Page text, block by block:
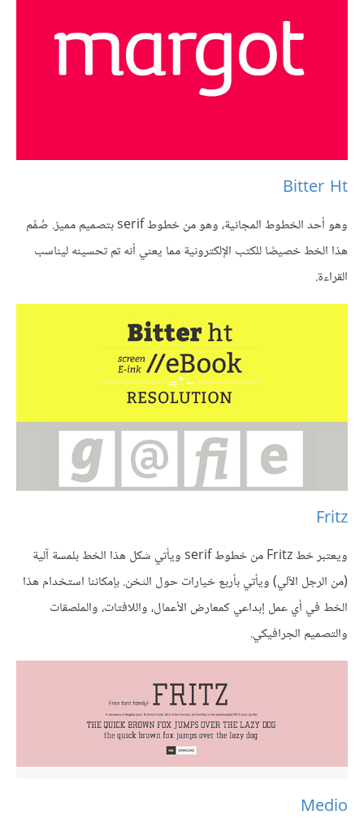
Bitter Ht
وهو أحد الخطوط المجانية، وهو من خطوط serif بتصميم مميز. صُمِّم
هذا الخط خصيصًا للكتب الإلكترونية مما يعني أنه تم تحسينه ليناسب
القراءة.
Fritz
ويعتبر خط Fritz من خطوط serif ويأتي شكل هذا الخط بلمسة آلية
(من الرجل الآلي) ويأتي بأربع خيارات حول الثخن. بإمكاننا استخدام هذا
الخط في أي عمل إبداعي كمعارض الأعمال، واللافتات، والملصقات
والتصميم الجرافيكي.
Medio